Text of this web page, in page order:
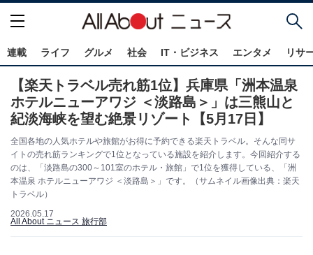
連載 ライフ グルメ 社会 IT・ビジネス エンタメ リサ
【楽天トラベル売れ筋1位】兵庫県「洲本温泉
ホテルニューアワジ ＜淡路島＞」は三熊山と
紀淡海峡を望む絶景リゾート【5月17日】
全国各地の人気ホテルや旅館がお得に予約できる楽天トラベル。そんな同サ
イトの売れ筋ランキングで1位となっている施設を紹介します。今回紹介する
のは、「淡路島の300～101室のホテル・旅館」で1位を獲得している、「洲
本温泉 ホテルニューアワジ ＜淡路島＞」です。（サムネイル画像出典：楽天
トラベル）
2026.05.17
All About ニュース 旅行部